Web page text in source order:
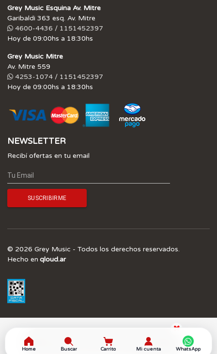
Grey Music Esquina Av. Mitre
Garibaldi 363 esq. Av. Mitre
4600-4436 / 1151452397
Hoy de 09:00hs a 18:30hs
Grey Music Mitre
Av. Mitre 559
4253-1074 / 1151452397
Hoy de 09:00hs a 18:30hs
NEWSLETTER
Recibí ofertas en tu email
© 2026 Grey Music - Todos los derechos reservados.
Hecho en qloud.ar
Home Buscar Carrito Mi cuenta
¡SUSCRIBITE A NUESTRO NEWSLETTER Y
OBTENÉ UN 5.0% OFF!